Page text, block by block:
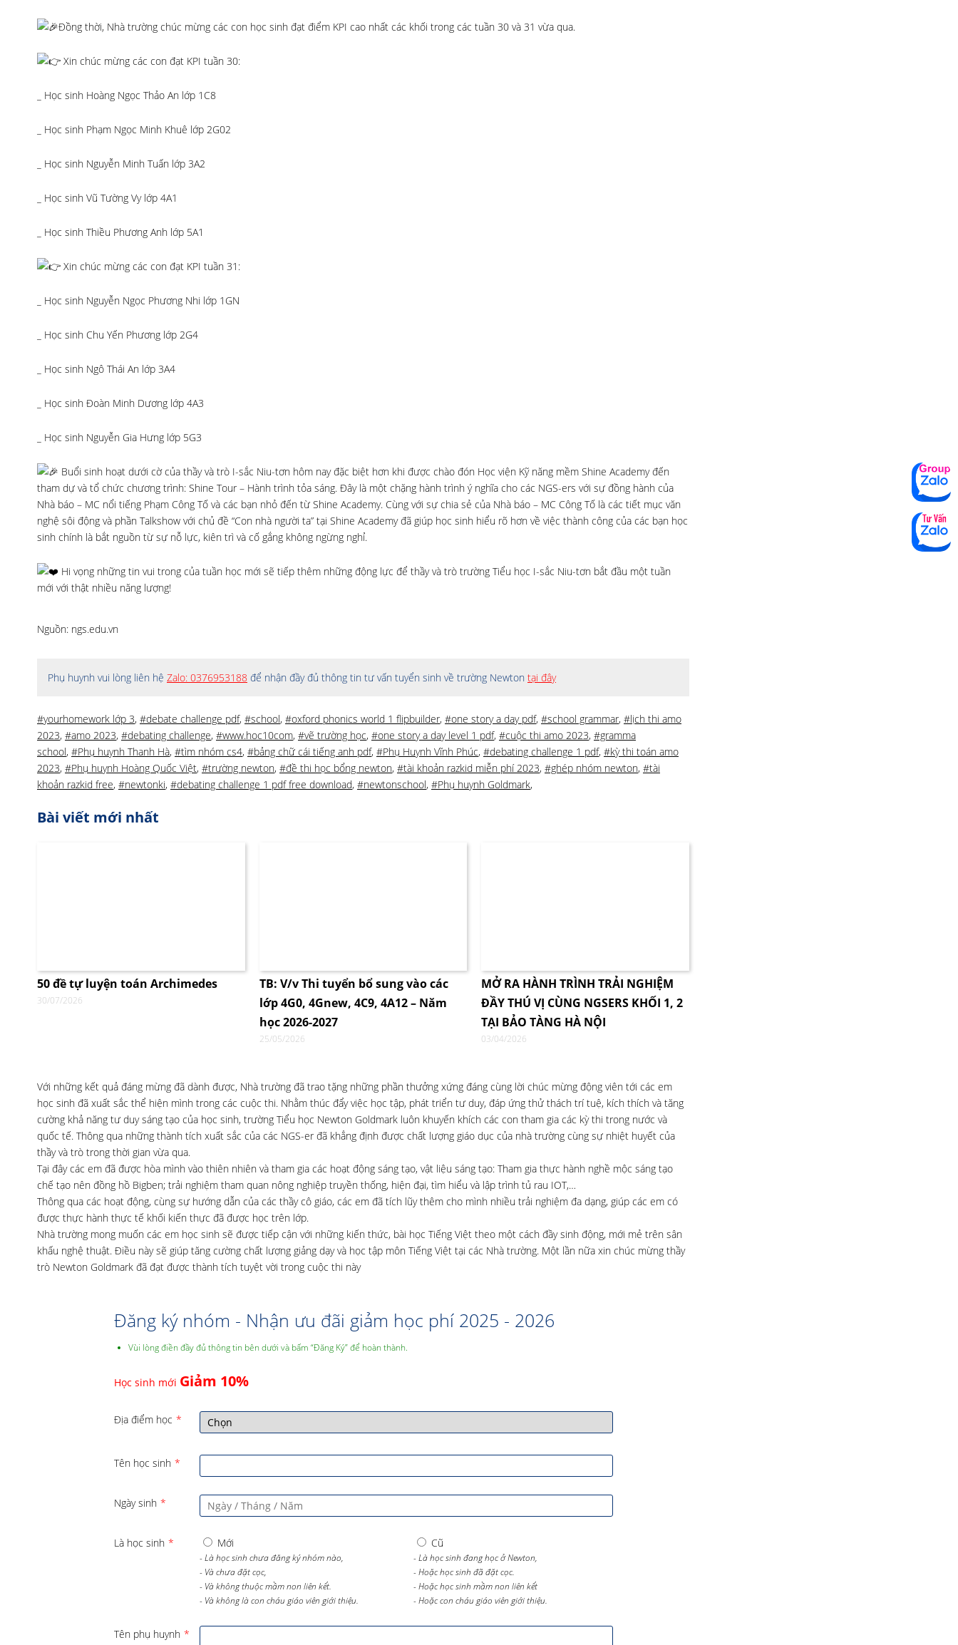
Đồng thời, Nhà trường chúc mừng các con học sinh đạt điểm KPI cao nhất các khối trong các tuần 30 và 31 vừa qua.
Xin chúc mừng các con đạt KPI tuần 30:
_ Học sinh Hoàng Ngọc Thảo An lớp 1C8
_ Học sinh Phạm Ngọc Minh Khuê lớp 2G02
_ Học sinh Nguyễn Minh Tuấn lớp 3A2
_ Học sinh Vũ Tường Vy lớp 4A1
_ Học sinh Thiều Phương Anh lớp 5A1
Xin chúc mừng các con đạt KPI tuần 31:
_ Học sinh Nguyễn Ngọc Phương Nhi lớp 1GN
_ Học sinh Chu Yến Phương lớp 2G4
_ Học sinh Ngô Thái An lớp 3A4
_ Học sinh Đoàn Minh Dương lớp 4A3
_ Học sinh Nguyễn Gia Hưng lớp 5G3
Buổi sinh hoạt dưới cờ của thầy và trò I-sắc Niu-tơn hôm nay đặc biệt hơn khi được chào đón Học viện Kỹ năng mềm Shine Academy đến
tham dự và tổ chức chương trình: Shine Tour – Hành trình tỏa sáng. Đây là một chặng hành trình ý nghĩa cho các NGS-ers với sự đồng hành của
Nhà báo – MC nổi tiếng Phạm Công Tố và các bạn nhỏ đến từ Shine Academy. Cùng với sự chia sẻ của Nhà báo – MC Công Tố là các tiết mục văn
nghệ sôi động và phần Talkshow với chủ đề “Con nhà người ta” tại Shine Academy đã giúp học sinh hiểu rõ hơn về việc thành công của các bạn học
sinh chính là bắt nguồn từ sự nỗ lực, kiên trì và cố gắng không ngừng nghỉ.
Hi vọng những tin vui trong của tuần học mới sẽ tiếp thêm những động lực để thầy và trò trường Tiểu học I-sắc Niu-tơn bắt đầu một tuần
mới với thật nhiều năng lượng!
Nguồn: ngs.edu.vn
Phụ huynh vui lòng liên hệ Zalo: 0376953188 để nhận đầy đủ thông tin tư vấn tuyển sinh về trường Newton tại đây
#yourhomework lớp 3, #debate challenge pdf, #school, #oxford phonics world 1 flipbuilder, #one story a day pdf, #school grammar, #lịch thi amo
2023, #amo 2023, #debating challenge, #www.hoc10com, #vẽ trường học, #one story a day level 1 pdf, #cuộc thi amo 2023, #gramma
school, #Phụ huynh Thanh Hà, #tìm nhóm cs4, #bảng chữ cái tiếng anh pdf, #Phụ Huynh Vĩnh Phúc, #debating challenge 1 pdf, #kỳ thi toán amo
2023, #Phụ huynh Hoàng Quốc Việt, #trường newton, #đề thi học bổng newton, #tài khoản razkid miễn phí 2023, #ghép nhóm newton, #tài
khoản razkid free, #newtonki, #debating challenge 1 pdf free download, #newtonschool, #Phụ huynh Goldmark,
Bài viết mới nhất
50 đề tự luyện toán Archimedes
30/07/2026
TB: V/v Thi tuyển bổ sung vào các
lớp 4G0, 4Gnew, 4C9, 4A12 – Năm
học 2026-2027
25/05/2026
MỞ RA HÀNH TRÌNH TRẢI NGHIỆM
ĐẦY THÚ VỊ CÙNG NGSERS KHỐI 1, 2
TẠI BẢO TÀNG HÀ NỘI
03/04/2026
Với những kết quả đáng mừng đã dành được, Nhà trường đã trao tặng những phần thưởng xứng đáng cùng lời chúc mừng động viên tới các em
học sinh đã xuất sắc thể hiện mình trong các cuộc thi. Nhằm thúc đẩy việc học tập, phát triển tư duy, đáp ứng thử thách trí tuệ, kích thích và tăng
cường khả năng tư duy sáng tạo của học sinh, trường Tiểu học Newton Goldmark luôn khuyến khích các con tham gia các kỳ thi trong nước và
quốc tế. Thông qua những thành tích xuất sắc của các NGS-er đã khẳng định được chất lượng giáo dục của nhà trường cùng sự nhiệt huyết của
thầy và trò trong thời gian vừa qua.
Tại đây các em đã được hòa mình vào thiên nhiên và tham gia các hoạt động sáng tạo, vật liệu sáng tạo: Tham gia thực hành nghề mộc sáng tạo
chế tạo nên đồng hồ Bigben; trải nghiệm tham quan nông nghiệp truyền thống, hiện đại, tìm hiểu và lập trình tủ rau IOT,…
Thông qua các hoạt động, cùng sự hướng dẫn của các thầy cô giáo, các em đã tích lũy thêm cho mình nhiều trải nghiệm đa dạng, giúp các em có
được thực hành thực tế khối kiến thực đã được học trên lớp.
Nhà trường mong muốn các em học sinh sẽ được tiếp cận với những kiến thức, bài học Tiếng Việt theo một cách đầy sinh động, mới mẻ trên sân
khấu nghệ thuật. Điều này sẽ giúp tăng cường chất lượng giảng dạy và học tập môn Tiếng Việt tại các Nhà trường. Một lần nữa xin chúc mừng thầy
trò Newton Goldmark đã đạt được thành tích tuyệt vời trong cuộc thi này
Đăng ký nhóm - Nhận ưu đãi giảm học phí 2025 - 2026
Vùi lòng điền đầy đủ thông tin bên dưới và bấm “Đăng Ký” để hoàn thành.
Học sinh mới Giảm 10%
Địa điểm học *
Tên học sinh *
Ngày sinh *
Là học sinh * Mới
- Là học sinh chưa đăng ký nhóm nào,
- Và chưa đặt cọc,
- Và không thuộc mầm non liên kết.
- Và không là con cháu giáo viên giới thiệu.
Cũ
- Là học sinh đang học ở Newton,
- Hoặc học sinh đã đặt cọc.
- Hoặc học sinh mầm non liên kết
- Hoặc con cháu giáo viên giới thiệu.
Tên phụ huynh *